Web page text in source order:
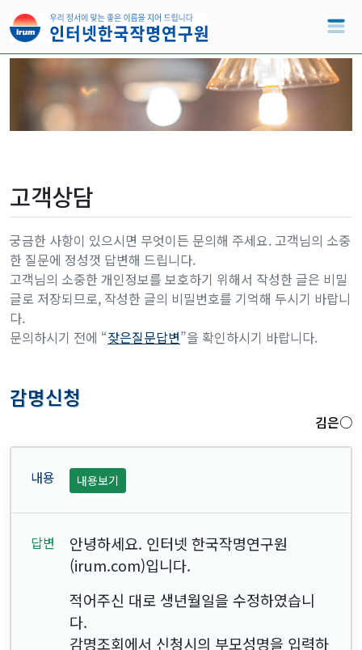
고객상담
궁금한 사항이 있으시면 무엇이든 문의해 주세요. 고객님의 소중
한 질문에 정성껏 답변해 드립니다.
고객님의 소중한 개인정보를 보호하기 위해서 작성한 글은 비밀
글로 저장되므로, 작성한 글의 비밀번호를 기억해 두시기 바랍니
다.
문의하시기 전에 “잦은질문답변”을 확인하시기 바랍니다.
감명신청
김은○
내용보기
안녕하세요. 인터넷 한국작명연구원
(irum.com)입니다.
적어주신 대로 생년월일을 수정하였습니
다.
감명조회에서 신청시의 부모성명을 입력하